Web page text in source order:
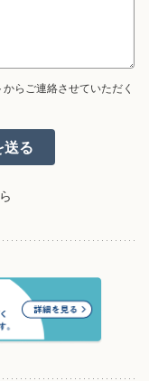
らご連絡させていただく